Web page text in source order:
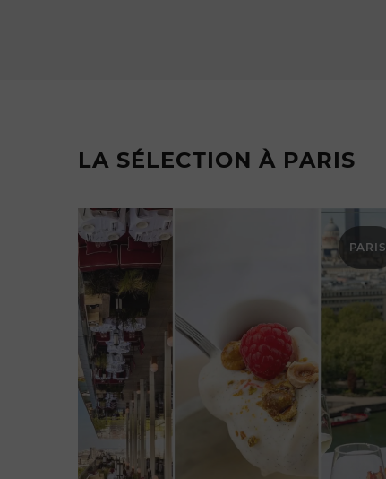
LA SÉLECTION À PARIS
PARIS